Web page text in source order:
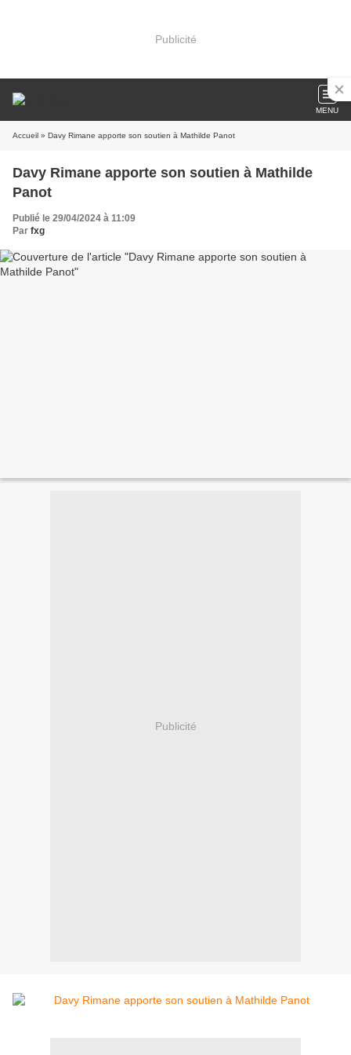
Publicité
MENU
Accueil » Davy Rimane apporte son soutien à Mathilde Panot
Davy Rimane apporte son soutien à Mathilde
Panot
Publié le 29/04/2024 à 11:09
Par fxg
Publicité